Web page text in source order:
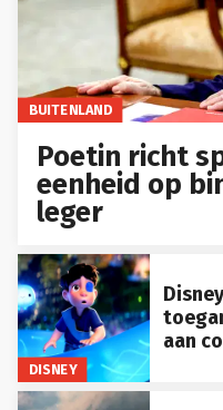
BUITENLAND
Poetin richt
eenheid op
leger
DISNEY
aan